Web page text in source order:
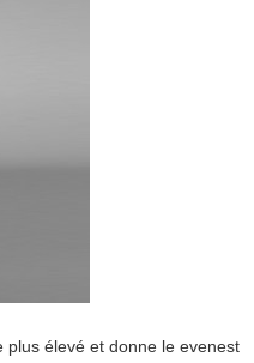
élevé et donne le evenest